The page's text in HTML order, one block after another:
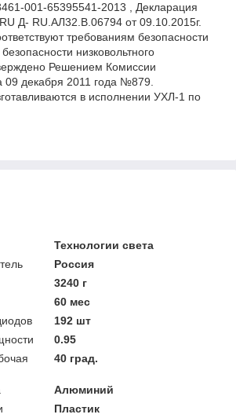
001-65395541-2013 , Декларация
Д- RU.АЛ32.В.06794 от 09.10.2015г.
требованиям безопасности
низковольтного
Решением Комиссии
09 декабря 2011 года №879.
в исполнении УХЛ-1 по
Технологии света
Россия
3240 г
60 мес
192 шт
0.95
40 град.
Алюминий
Пластик